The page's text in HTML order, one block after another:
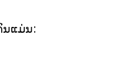
ນແມ່ນ: